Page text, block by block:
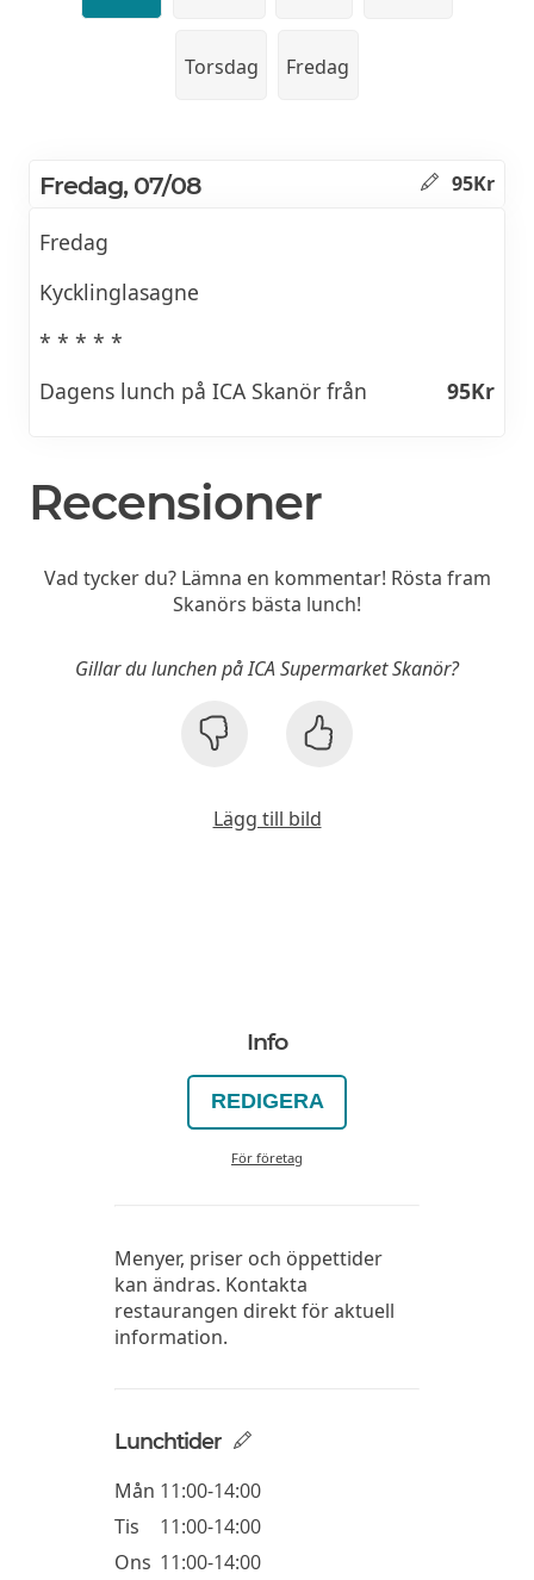
Torsdag Fredag
Fredag, 07/08 95Kr
Fredag
Kycklinglasagne
* * * * *
Dagens lunch på ICA Skanör från
95Kr
Recensioner
Vad tycker du? Lämna en kommentar! Rösta fram
Skanörs bästa lunch!
Gillar du lunchen på ICA Supermarket Skanör?
Lägg till bild
Info
REDIGERA
För företag
Menyer, priser och öppettider
kan ändras. Kontakta
restaurangen direkt för aktuell
information.
Lunchtider
Mån 11:00-14:00
Tis
11:00-14:00
Ons 11:00-14:00